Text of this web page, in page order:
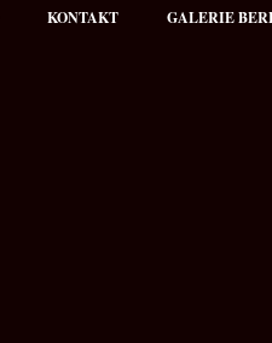
KONTAKT GALERIE